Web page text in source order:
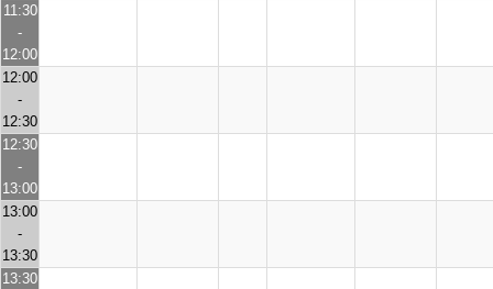
11:30
-
12:00
12:00
-
12:30
12:30
-
13:00
13:00
-
13:30
13:30